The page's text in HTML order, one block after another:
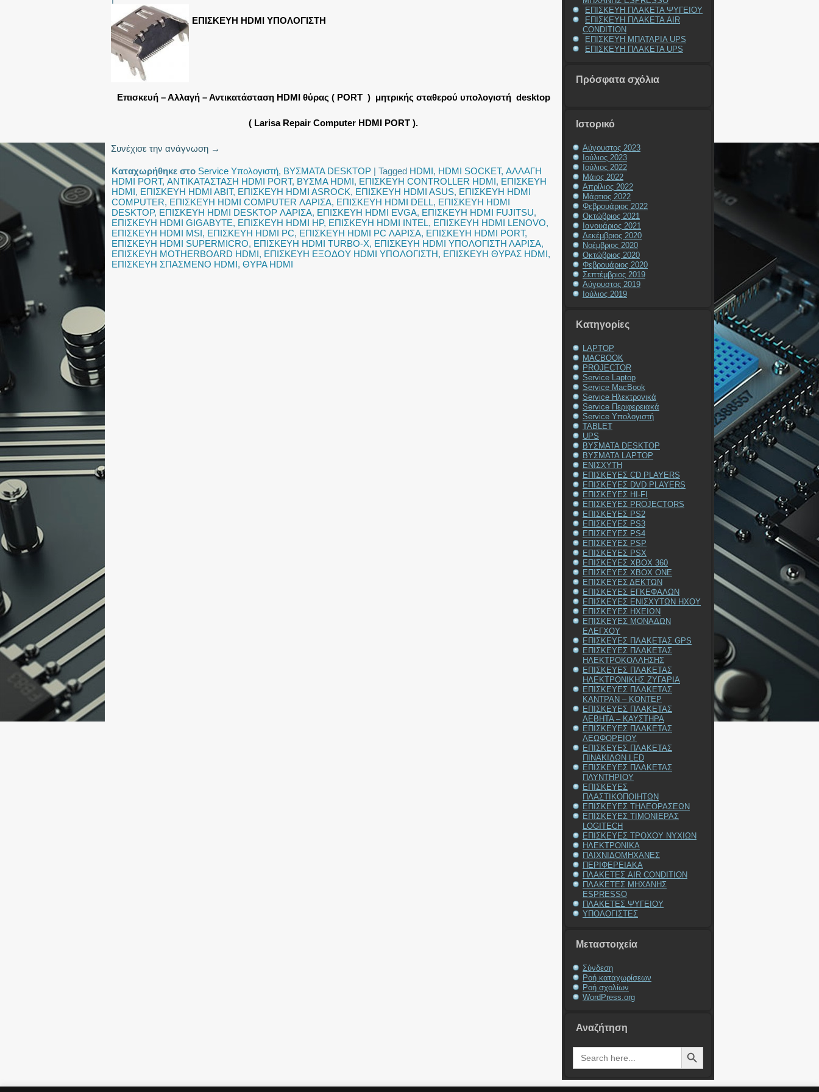
ΕΠΙΣΚΕΥΗ HDMI ΥΠΟΛΟΓΙΣΤΗ
Επισκευή – Αλλαγή – Αντικατάσταση HDMI θύρας ( PORT ) μητρικής σταθερού υπολογιστή desktop
( Larisa Repair Computer HDMI PORT ).
Συνέχισε την ανάγνωση →
Καταχωρήθηκε στο Service Υπολογιστή, ΒΥΣΜΑΤΑ DESKTOP | Tagged HDMI, HDMI SOCKET, ΑΛΛΑΓΗ
HDMI PORT, ΑΝΤΙΚΑΤΑΣΤΑΣΗ HDMI PORT, ΒΥΣΜΑ HDMI, ΕΠΙΣΚΕΥΗ CONTROLLER HDMI, ΕΠΙΣΚΕΥΗ
HDMI, ΕΠΙΣΚΕΥΗ HDMI ABIT, ΕΠΙΣΚΕΥΗ HDMI ASROCK, ΕΠΙΣΚΕΥΗ HDMI ASUS, ΕΠΙΣΚΕΥΗ HDMI
COMPUTER, ΕΠΙΣΚΕΥΗ HDMI COMPUTER ΛΑΡΙΣΑ, ΕΠΙΣΚΕΥΗ HDMI DELL, ΕΠΙΣΚΕΥΗ HDMI
DESKTOP, ΕΠΙΣΚΕΥΗ HDMI DESKTOP ΛΑΡΙΣΑ, ΕΠΙΣΚΕΥΗ HDMI EVGA, ΕΠΙΣΚΕΥΗ HDMI FUJITSU,
ΕΠΙΣΚΕΥΗ HDMI GIGABYTE, ΕΠΙΣΚΕΥΗ HDMI HP, ΕΠΙΣΚΕΥΗ HDMI INTEL, ΕΠΙΣΚΕΥΗ HDMI LENOVO,
ΕΠΙΣΚΕΥΗ HDMI MSI, ΕΠΙΣΚΕΥΗ HDMI PC, ΕΠΙΣΚΕΥΗ HDMI PC ΛΑΡΙΣΑ, ΕΠΙΣΚΕΥΗ HDMI PORT,
ΕΠΙΣΚΕΥΗ HDMI SUPERMICRO, ΕΠΙΣΚΕΥΗ HDMI TURBO-X, ΕΠΙΣΚΕΥΗ HDMI ΥΠΟΛΟΓΙΣΤΗ ΛΑΡΙΣΑ,
ΕΠΙΣΚΕΥΗ MOTHERBOARD HDMI, ΕΠΙΣΚΕΥΗ ΕΞΟΔΟΥ HDMI ΥΠΟΛΟΓΙΣΤΗ, ΕΠΙΣΚΕΥΗ ΘΥΡΑΣ HDMI,
ΕΠΙΣΚΕΥΗ ΣΠΑΣΜΕΝΟ HDMI, ΘΥΡΑ HDMI
ΕΠΙΣΚΕΥΗ ΠΛΑΚΕΤΑ ΨΥΓΕΙΟΥ
ΕΠΙΣΚΕΥΗ ΠΛΑΚΕΤΑ AIR
CONDITION
ΕΠΙΣΚΕΥΗ ΜΠΑΤΑΡΙΑ UPS
ΕΠΙΣΚΕΥΗ ΠΛΑΚΕΤΑ UPS
Πρόσφατα σχόλια
Ιστορικό
Αύγουστος 2023
Ιούλιος 2023
Ιούλιος 2022
Μάιος 2022
Απρίλιος 2022
Μάρτιος 2022
Φεβρουάριος 2022
Οκτώβριος 2021
Ιανουάριος 2021
Δεκέμβριος 2020
Νοέμβριος 2020
Οκτώβριος 2020
Φεβρουάριος 2020
Σεπτέμβριος 2019
Αύγουστος 2019
Ιούλιος 2019
Kατηγορίες
LAPTOP
MACBOOK
PROJECTOR
Service Laptop
Service MacBook
Service Ηλεκτρονικά
Service Περιφερειακά
Service Υπολογιστή
TABLET
UPS
ΒΥΣΜΑΤΑ DESKTOP
ΒΥΣΜΑΤΑ LAPTOP
ΕΝΙΣΧΥΤΗ
ΕΠΙΣΚΕΥΕΣ CD PLAYERS
ΕΠΙΣΚΕΥΕΣ DVD PLAYERS
ΕΠΙΣΚΕΥΕΣ HI-FI
ΕΠΙΣΚΕΥΕΣ PROJECTORS
ΕΠΙΣΚΕΥΕΣ PS2
ΕΠΙΣΚΕΥΕΣ PS3
ΕΠΙΣΚΕΥΕΣ PS4
ΕΠΙΣΚΕΥΕΣ PSP
ΕΠΙΣΚΕΥΕΣ PSX
ΕΠΙΣΚΕΥΕΣ XBOX 360
ΕΠΙΣΚΕΥΕΣ XBOX ONE
ΕΠΙΣΚΕΥΕΣ ΔΕΚΤΩΝ
ΕΠΙΣΚΕΥΕΣ ΕΓΚΕΦΑΛΩΝ
ΕΠΙΣΚΕΥΕΣ ΕΝΙΣΧΥΤΩΝ ΗΧΟΥ
ΕΠΙΣΚΕΥΕΣ ΗΧΕΙΩΝ
ΕΠΙΣΚΕΥΕΣ ΜΟΝΑΔΩΝ
ΕΛΕΓΧΟΥ
ΕΠΙΣΚΕΥΕΣ ΠΛΑΚΕΤΑΣ GPS
ΕΠΙΣΚΕΥΕΣ ΠΛΑΚΕΤΑΣ
ΗΛΕΚΤΡΟΚΟΛΛΗΣΗΣ
ΕΠΙΣΚΕΥΕΣ ΠΛΑΚΕΤΑΣ
ΗΛΕΚΤΡΟΝΙΚΗΣ ΖΥΓΑΡΙΑ
ΕΠΙΣΚΕΥΕΣ ΠΛΑΚΕΤΑΣ
ΚΑΝΤΡΑΝ – ΚΟΝΤΕΡ
ΕΠΙΣΚΕΥΕΣ ΠΛΑΚΕΤΑΣ
ΛΕΒΗΤΑ – ΚΑΥΣΤΗΡΑ
ΕΠΙΣΚΕΥΕΣ ΠΛΑΚΕΤΑΣ
ΛΕΩΦΟΡΕΙΟΥ
ΕΠΙΣΚΕΥΕΣ ΠΛΑΚΕΤΑΣ
ΠΙΝΑΚΙΔΩΝ LED
ΕΠΙΣΚΕΥΕΣ ΠΛΑΚΕΤΑΣ
ΠΛΥΝΤΗΡΙΟΥ
ΕΠΙΣΚΕΥΕΣ
ΠΛΑΣΤΙΚΟΠΟΙΗΤΩΝ
ΕΠΙΣΚΕΥΕΣ ΤΗΛΕΟΡΑΣΕΩΝ
ΕΠΙΣΚΕΥΕΣ ΤΙΜΟΝΙΕΡΑΣ
LOGITECH
ΕΠΙΣΚΕΥΕΣ ΤΡΟΧΟΥ ΝΥΧΙΩΝ
ΗΛΕΚΤΡΟΝΙΚΑ
ΠΑΙΧΝΙΔΟΜΗΧΑΝΕΣ
ΠΕΡΙΦΕΡΕΙΑΚΑ
ΠΛΑΚΕΤΕΣ AIR CONDITION
ΠΛΑΚΕΤΕΣ ΜΗΧΑΝΗΣ
ESPRESSO
ΠΛΑΚΕΤΕΣ ΨΥΓΕΙΟΥ
ΥΠΟΛΟΓΙΣΤΕΣ
Μεταστοιχεία
Σύνδεση
Ροή καταχωρίσεων
Ροή σχολίων
WordPress.org
Αναζήτηση
Search
for:
Search Button